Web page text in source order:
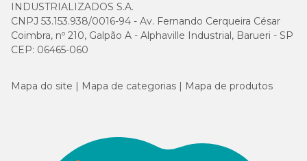
INDUSTRIALIZADOS S.A.
CNPJ 53.153.938/0016-94 - Av. Fernando Cerqueira César
Coimbra, nº 210, Galpão A - Alphaville Industrial, Barueri - SP
CEP: 06465-060
Mapa do site Mapa de categorias Mapa de produtos